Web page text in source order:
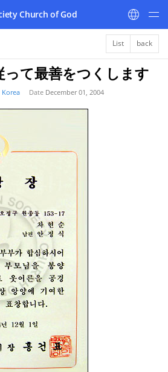
Church of God
List back
って最善をつくします
Date December 01, 2004